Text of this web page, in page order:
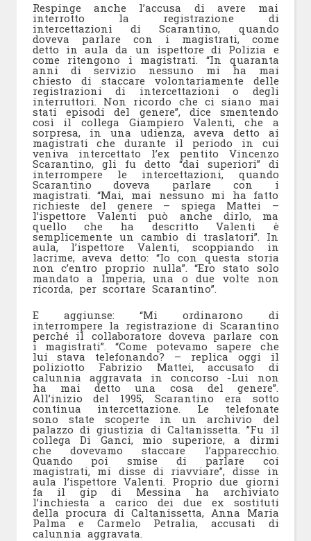
Respinge anche l’accusa di avere mai
interrotto la registrazione di
intercettazioni di Scarantino, quando
doveva parlare con i magistrati, come
detto in aula da un ispettore di Polizia e
come ritengono i magistrati. “In quaranta
anni di servizio nessuno mi ha mai
chiesto di staccare volontariamente delle
registrazioni di intercettazioni o degli
interruttori. Non ricordo che ci siano mai
stati episodi del genere”, dice smentendo
così il collega Giampiero Valenti, che a
sorpresa, in una udienza, aveva detto ai
magistrati che durante il periodo in cui
veniva intercettato l’ex pentito Vincenzo
Scarantino, gli fu detto “dai superiori” di
interrompere le intercettazioni, quando
Scarantino doveva parlare con i
magistrati. “Mai, mai nessuno mi ha fatto
richieste del genere – spiega Mattei –
l’ispettore Valenti può anche dirlo, ma
quello che ha descritto Valenti è
semplicemente un cambio di traslatori”. In
aula, l’ispettore Valenti, scoppiando in
lacrime, aveva detto: “Io con questa storia
non c’entro proprio nulla”. “Ero stato solo
mandato a Imperia, una o due volte non
ricorda, per scortare Scarantino”.
E aggiunse: “Mi ordinarono di
interrompere la registrazione di Scarantino
perché il collaboratore doveva parlare con
i magistrati”. “Come potevamo sapere che
lui stava telefonando? – replica oggi il
poliziotto Fabrizio Mattei, accusato di
calunnia aggravata in concorso -Lui non
ha mai detto una cosa del genere”.
All’inizio del 1995, Scarantino era sotto
continua intercettazione. Le telefonate
sono state scoperte in un archivio del
palazzo di giustizia di Caltanissetta. ”Fu il
collega Di Ganci, mio superiore, a dirmi
che dovevamo staccare l’apparecchio.
Quando poi smise di parlare coi
magistrati, mi disse di riavviare”, disse in
aula l’ispettore Valenti. Proprio due giorni
fa il gip di Messina ha archiviato
l’inchiesta a carico dei due ex sostituti
della procura di Caltanissetta, Anna Maria
Palma e Carmelo Petralia, accusati di
calunnia aggravata.